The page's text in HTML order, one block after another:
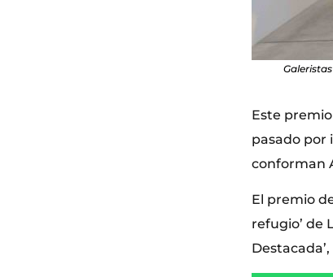
Este
pasado por
conforman
El premio
refugio’ de